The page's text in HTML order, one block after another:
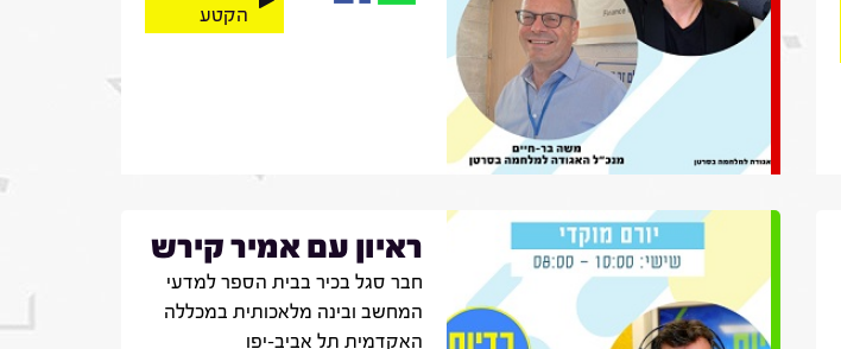
הקטע
ראיון עם אמיר קירש
חבר סגל בכיר בבית הספר למדעי
המחשב ובינה מלאכותית במכללה
האקדמית תל אביב-יפו